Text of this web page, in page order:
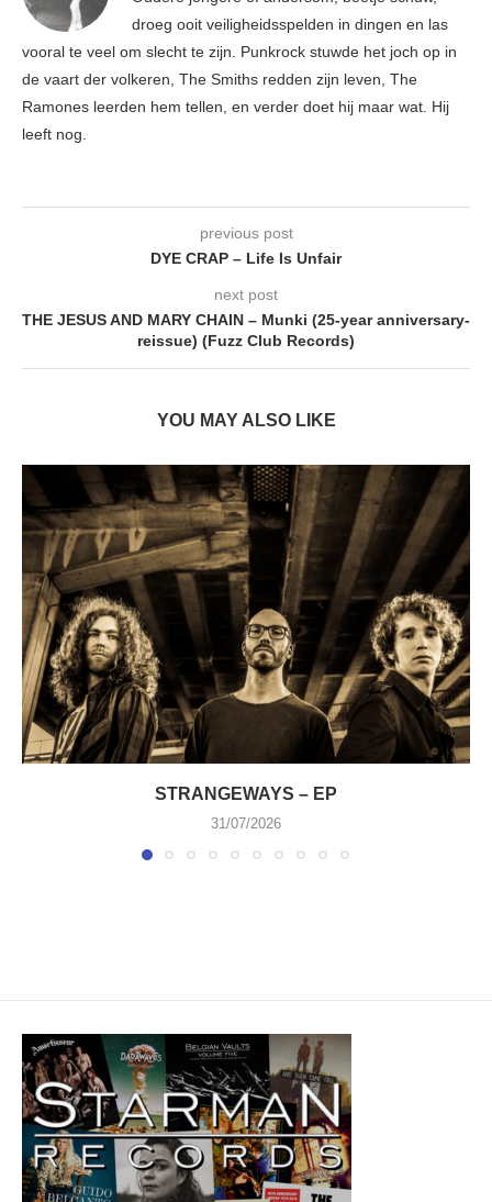
droeg ooit veiligheidsspelden in dingen en las
vooral te veel om slecht te zijn. Punkrock stuwde het joch op in
de vaart der volkeren, The Smiths redden zijn leven, The
Ramones leerden hem tellen, en verder doet hij maar wat. Hij
leeft nog.
previous post
DYE CRAP – Life Is Unfair
next post
THE JESUS AND MARY CHAIN – Munki (25-year anniversary-
reissue) (Fuzz Club Records)
YOU MAY ALSO LIKE
STRANGEWAYS – EP
31/07/2026